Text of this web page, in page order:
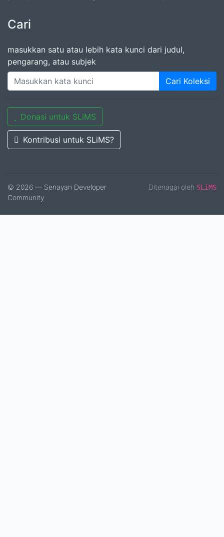
Cari
masukkan satu atau lebih kata kunci dari judul,
pengarang, atau subjek
Cari Koleksi
Donasi untuk SLiMS
Kontribusi untuk SLiMS?
© 2026 — Senayan Developer
Community
Ditenagai oleh SLiMS